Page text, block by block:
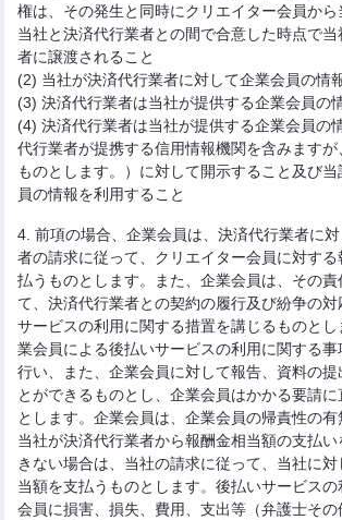
権は、その発生と同時にクリエイター会員から
当社と決済代行業者との間で合意した時点で
者に譲渡されること
(2) 当社が決済代行業者に対して企業会員の情
(3) 決済代行業者は当社が提供する企業会員の
(4) 決済代行業者は当社が提供する企業会員の
代行業者が提携する信用情報機関を含みます
ものとします。）に対して開示すること及び
員の情報を利用すること
4. 前項の場合、企業会員は、決済代行業者に
者の請求に従って、クリエイター会員に対す
払うものとします。また、企業会員は、その
て、決済代行業者との契約の履行及び紛争の
サービスの利用に関する措置を講じるものと
業会員による後払いサービスの利用に関する
行い、また、企業会員に対して報告、資料の提
とができるものとし、企業会員はかかる要請
とします。企業会員は、企業会員の帰責性の有
当社が決済代行業者から報酬金相当額の支払
きない場合は、当社の請求に従って、当社に
当額を支払うものとします。後払いサービス
会員に損害、損失、費用、支出等（弁護士その